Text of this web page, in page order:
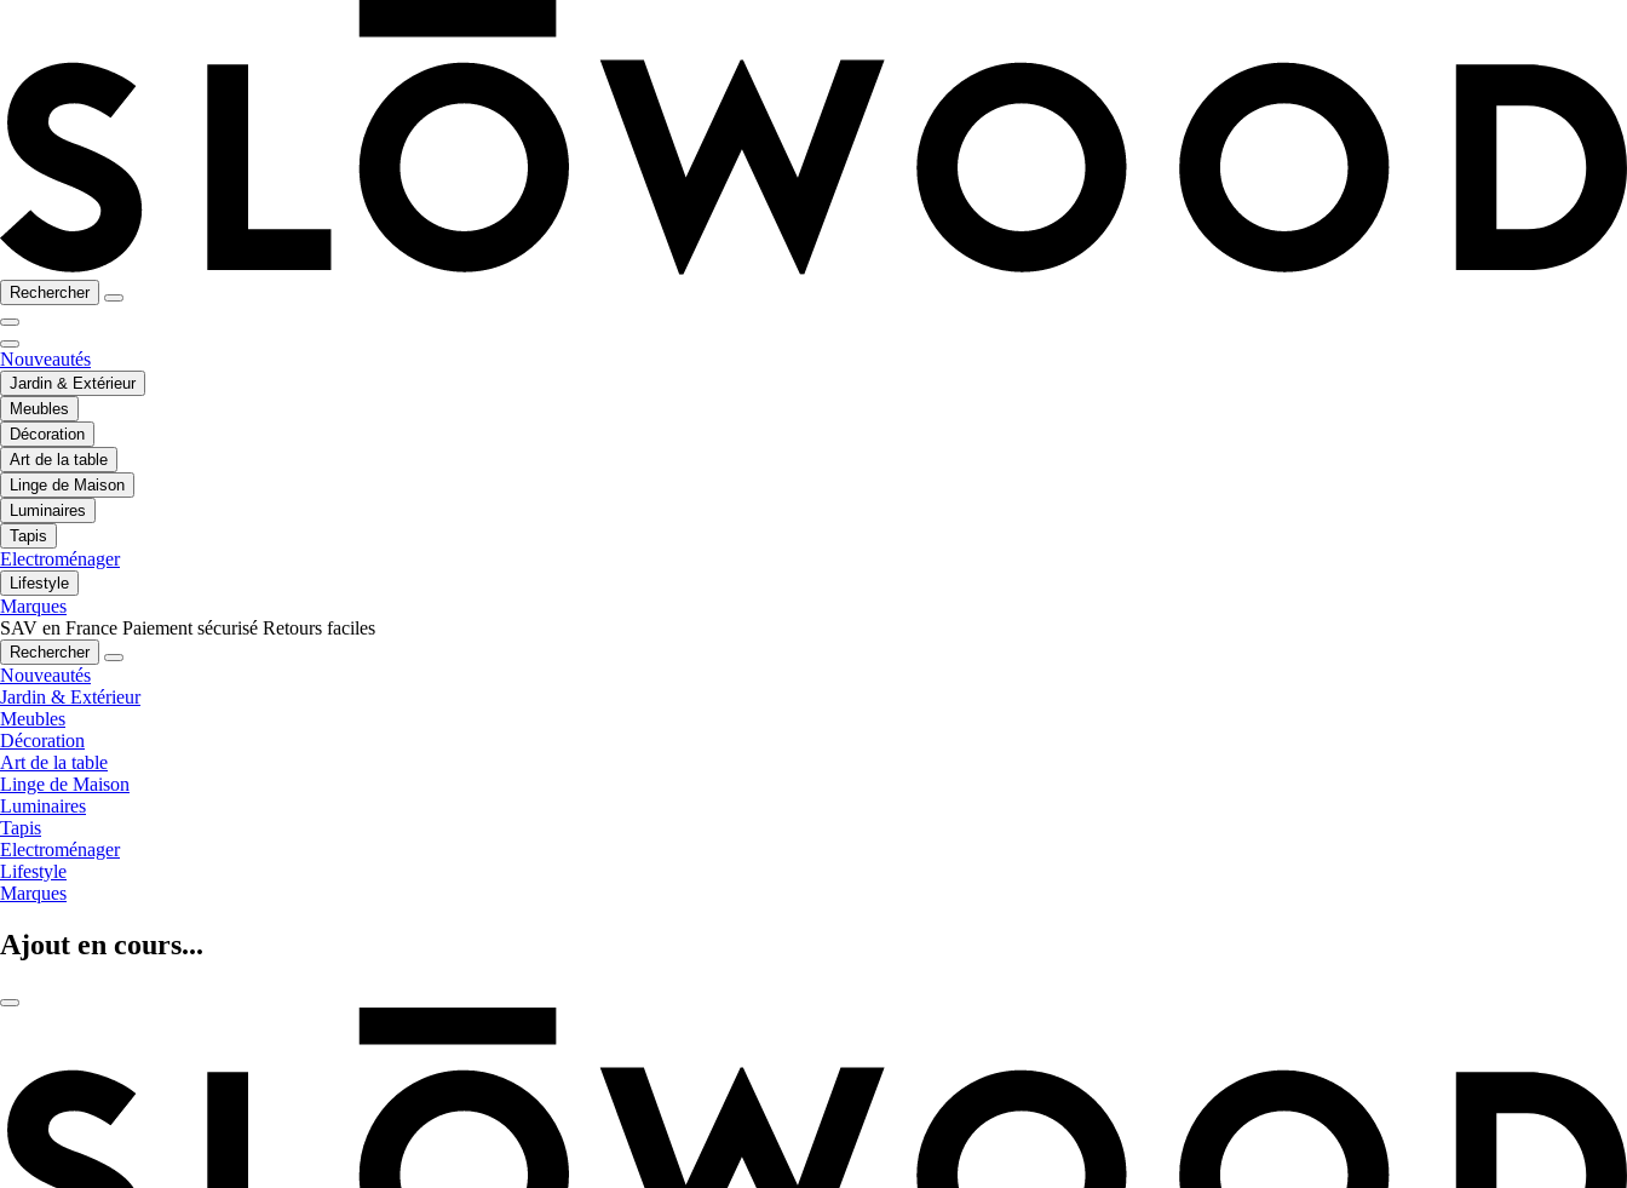
Rechercher
Nouveautés
Jardin & Extérieur
Meubles
Décoration
Art de la table
Linge de Maison
Luminaires
Tapis
Electroménager
Lifestyle
Marques
SAV en France Paiement sécurisé Retours faciles
Rechercher
Nouveautés
Jardin & Extérieur
Meubles
Décoration
Art de la table
Linge de Maison
Luminaires
Tapis
Electroménager
Lifestyle
Marques
Ajout en cours...